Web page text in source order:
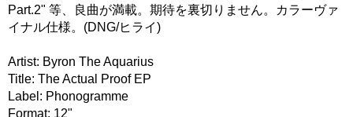
Part.2" 等、良曲が満載。期待を裏切りません。カラーヴァ
イナル仕様。(DNG/ヒライ)
Artist: Byron The Aquarius
Title: The Actual Proof EP
Label: Phonogramme
Format: 12"